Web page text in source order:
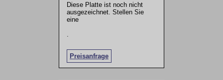
Diese Platte ist noch nicht
ausgezeichnet. Stellen Sie
eine
Preisanfrage